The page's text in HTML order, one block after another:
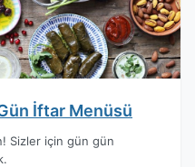
İftar Menüsü
Sizler için gün gün